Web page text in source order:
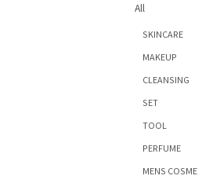
All
SKINCARE
MAKEUP
CLEANSING
SET
TOOL
PERFUME
MENS COSME